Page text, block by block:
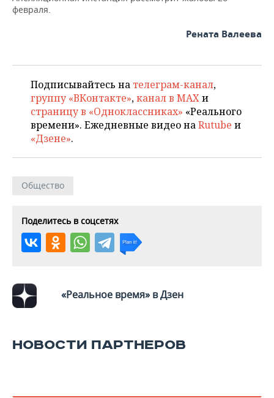
февраля.
Рената Валеева
Подписывайтесь на телеграм-канал,
группу «ВКонтакте»,канал в MAXи
страницу в «Одноклассниках» «Реального
времени». Ежедневные видео наRutube и
«Дзене».
Общество
Поделитесь в соцсетях
«Реальное время» в Дзен
НОВОСТИ ПАРТНЕРОВ